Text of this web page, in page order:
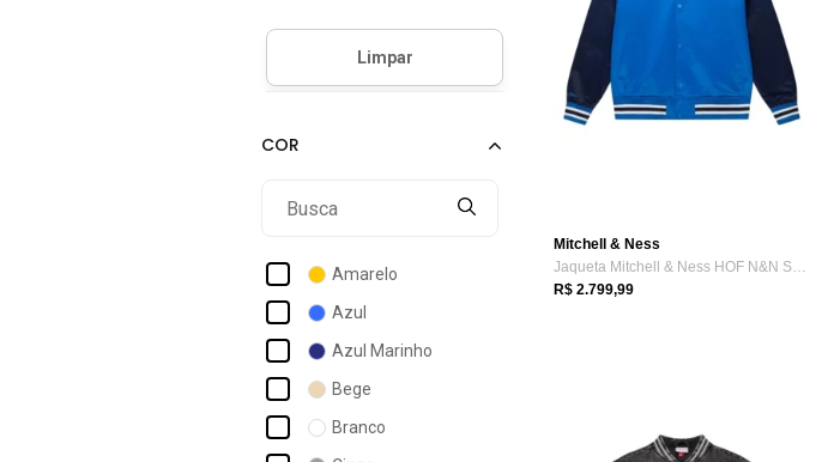
Accona
Acostamento
Activitta
Amarelo
Azul
Azul Marinho
Bege
Branco
Mitchell & Ness
Jaqueta Mitchell & Ness HOF N&N Satin Ja...
R$ 2.799,99